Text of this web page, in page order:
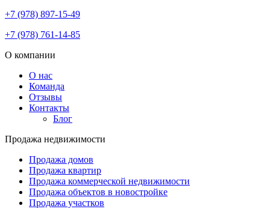
+7 (978) 897-15-49
+7 (978) 761-14-85
О компании
О нас
Команда
Отзывы
Контакты
Блог
Продажа недвижимости
Продажа домов
Продажа квартир
Продажа коммерческой недвижимости
Продажа объектов в новостройке
Продажа участков